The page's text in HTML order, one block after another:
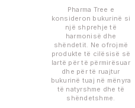
Pharma Tree e
konsideron bukurinë si
një shprehje të
harmonisë dhe
shëndetit. Ne ofrojmë
produkte të cilësisë së
lartë për të përmirësuar
dhe për të ruajtur
bukurinë tuaj në mënyra
të natyrshme dhe të
shëndetshme.